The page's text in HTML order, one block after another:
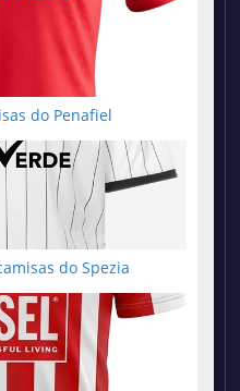
do Penafiel
do Spezia